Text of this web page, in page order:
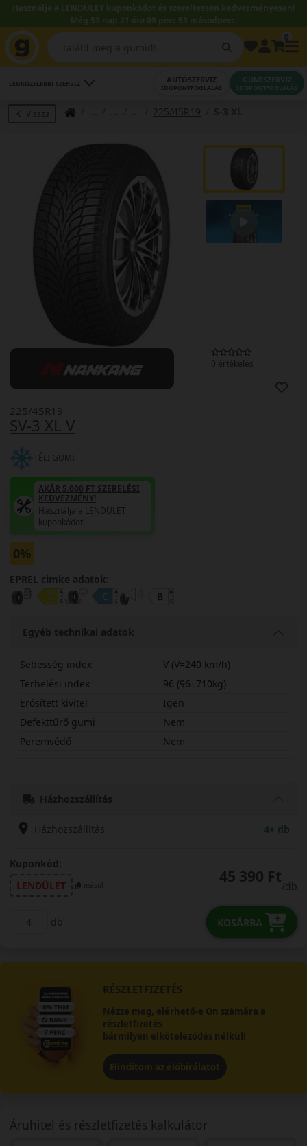
Használja a LENDÜLET kuponkódot és szereltessen kedvezményesen!
Még 53 nap 21 óra 09 perc 52 másodperc.
LEGKÖZELEBBI SZERVIZ AUTÓSZERVIZ
IDŐPONTFOGLALÁS
GUMISZERVIZ
IDŐPONTFOGLALÁS
Vissza 225/45R19
0 értékelés
SV-3 XL V
225/45R19
TÉLI GUMI
AKÁR 5.000 FT SZERELÉSI
KEDVEZMÉNY!
Használja a LENDÜLET
kuponkódot!
0%
EPREL cimke adatok:
Egyéb technikai adatok
Sebesség index
V (V=240 km/h)
Terhelési index
96 (96=710kg)
Erősített kivitel
Igen
Defekttűrő gumi
Nem
Peremvédő
Nem
Házhozszállítás
Házhozszállítás 4+ db
Kuponkód:
LENDÜLET
másol 45 390 Ft
/db
db KOSÁRBA
RÉSZLETFIZETÉS
Nézze meg, elérhető-e Ön számára a
részletfizetés
bármilyen elköteleződés nélkül!
Elindítom az előbírálatot
Áruhitel és részletfizetés kalkulátor